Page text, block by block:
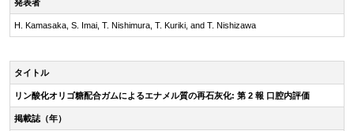
発表者
H. Kamasaka, S. Imai, T. Nishimura, T. Kuriki, and T. Nishizawa
タイトル
リン酸化オリゴ糖配合ガムによるエナメル質の再石灰化: 第 2 報 口腔内評価
掲載誌（年）